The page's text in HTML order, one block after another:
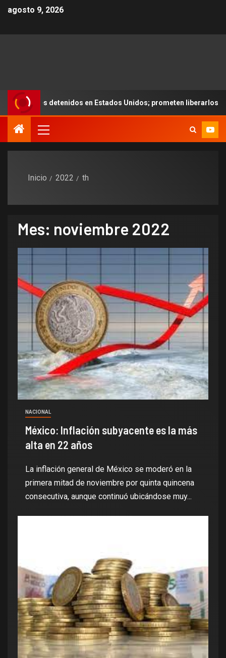
agosto 9, 2026
en Estados Unidos; prometen liberarlos ¿Se
Inicio 2022 th
Mes: noviembre 2022
NACIONAL
México: Inflación subyacente es la más
alta en 22 años
La inflación general de México se moderó en la
primera mitad de noviembre por quinta quincena
consecutiva, aunque continuó ubicándose muy...